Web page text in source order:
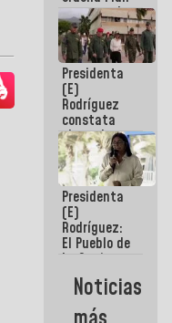
maestro de
desarrollo
logístico y
turístico
para La
Guaira
Presidenta
(E)
Rodríguez
constata
obras de
rehabilitación
de Escuela
Militar de
Mamo en La
Guaira
Presidenta
(E)
Rodríguez:
El Pueblo de
La Guaira
siempre
estará
acompañada
Noticias